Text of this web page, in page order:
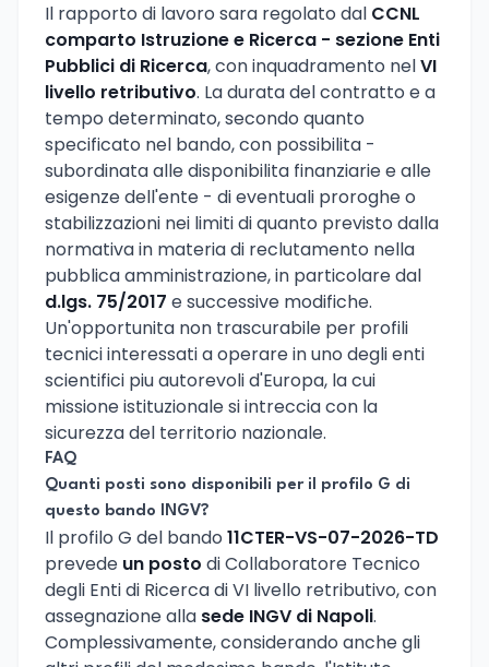
Il rapporto di lavoro sara regolato dal CCNL
comparto Istruzione e Ricerca - sezione Enti
Pubblici di Ricerca, con inquadramento nelVI
livello retributivo. La durata del contratto e a
tempo determinato, secondo quanto
specificato nel bando, con possibilita -
subordinata alle disponibilita finanziarie e alle
esigenze dell'ente - di eventuali proroghe o
stabilizzazioni nei limiti di quanto previsto dalla
normativa in materia di reclutamento nella
pubblica amministrazione, in particolare dal
d.lgs. 75/2017 e successive modifiche.
Un'opportunita non trascurabile per profili
tecnici interessati a operare in uno degli enti
scientifici piu autorevoli d'Europa, la cui
missione istituzionale si intreccia con la
sicurezza del territorio nazionale.
FAQ
Quanti posti sono disponibili per il profilo G di
questo bando INGV?
Il profilo G del bando 11CTER-VS-07-2026-TD
prevede un posto di Collaboratore Tecnico
degli Enti di Ricerca di VI livello retributivo, con
assegnazione alla sede INGV di Napoli.
Complessivamente, considerando anche gli